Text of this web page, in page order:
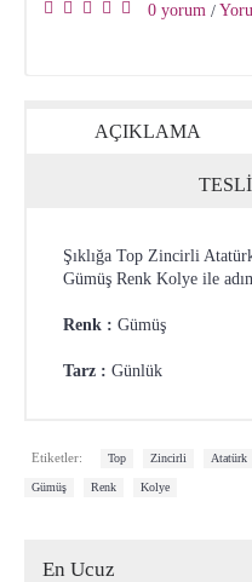
0 yorum /
AÇIKLAMA
Şıklığa Top Zincirli
Gümüş Renk Kolye ile
Renk : Gümüş
Tarz : Günlük
Etiketler: Top Zincirli Atatürk
Gümüş Renk Kolye
En Ucuz